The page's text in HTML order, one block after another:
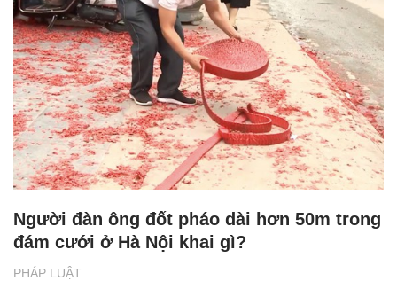
PHÁP LUẬT
Người đàn ông đốt pháo dài hơn 50m trong
đám cưới ở Hà Nội khai gì?